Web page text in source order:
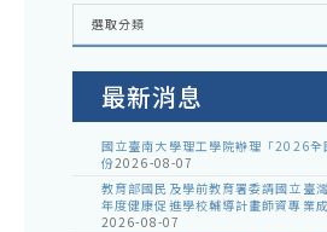
各
室
選取分類
最新消息
國立臺南大學理工學院辦理「2026
份2026-08-07
教育部國民及學前教育署委請國立臺
年度健康促進學校輔導計畫師資專業
2026-08-07